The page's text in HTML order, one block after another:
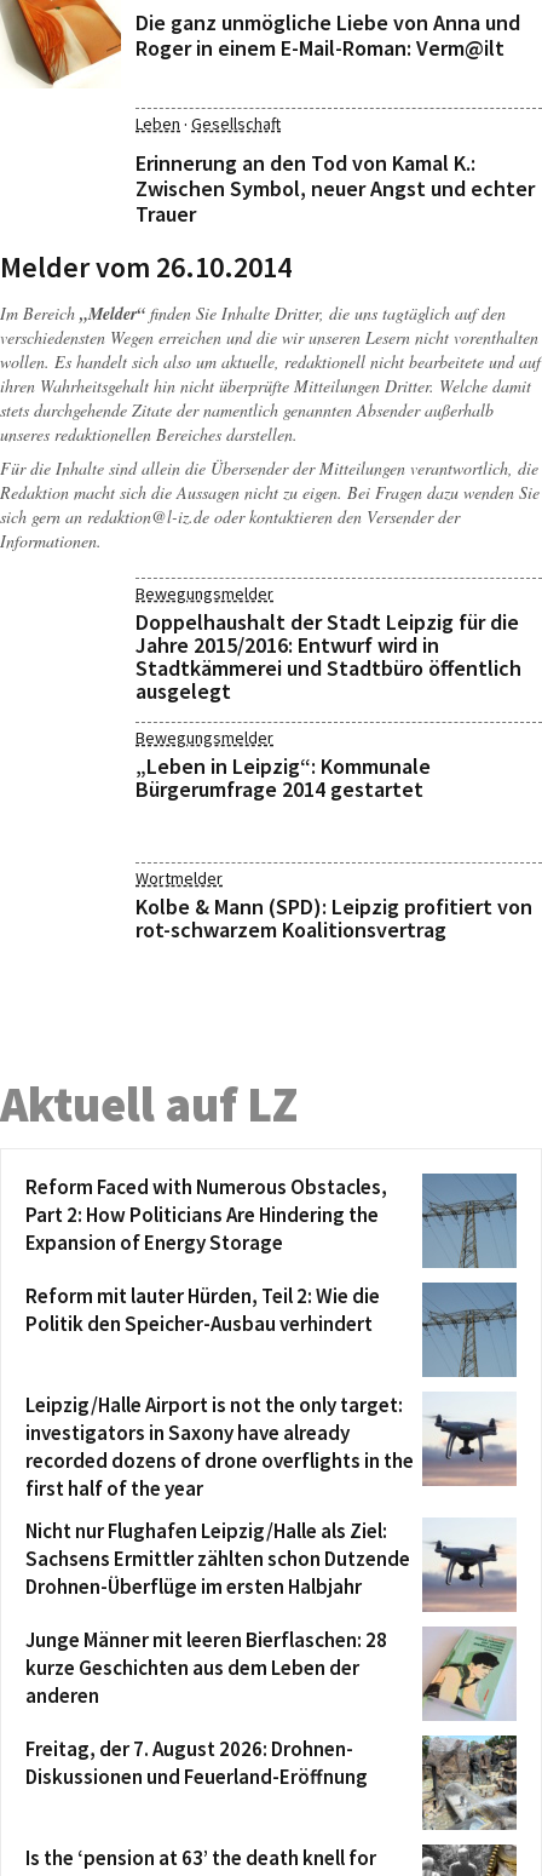
Die ganz unmögliche Liebe von Anna und
Roger in einem E-Mail-Roman: Verm@ilt
Leben · Gesellschaft
Erinnerung an den Tod von Kamal K.:
Zwischen Symbol, neuer Angst und echter
Trauer
Melder vom 26.10.2014
Im Bereich „Melder“ finden Sie Inhalte Dritter, die uns tagtäglich auf den
verschiedensten Wegen erreichen und die wir unseren Lesern nicht vorenthalten
wollen. Es handelt sich also um aktuelle, redaktionell nicht bearbeitete und auf
ihren Wahrheitsgehalt hin nicht überprüfte Mitteilungen Dritter. Welche damit
stets durchgehende Zitate der namentlich genannten Absender außerhalb
unseres redaktionellen Bereiches darstellen.
Für die Inhalte sind allein die Übersender der Mitteilungen verantwortlich, die
Redaktion macht sich die Aussagen nicht zu eigen. Bei Fragen dazu wenden Sie
sich gern an redaktion@l-iz.de oder kontaktieren den Versender der
Informationen.
Bewegungsmelder
Doppelhaushalt der Stadt Leipzig für die
Jahre 2015/2016: Entwurf wird in
Stadtkämmerei und Stadtbüro öffentlich
ausgelegt
Bewegungsmelder
„Leben in Leipzig“: Kommunale
Bürgerumfrage 2014 gestartet
Wortmelder
Kolbe & Mann (SPD): Leipzig profitiert von
rot-schwarzem Koalitionsvertrag
Aktuell auf LZ
Reform Faced with Numerous Obstacles,
Part 2: How Politicians Are Hindering the
Expansion of Energy Storage
Reform mit lauter Hürden, Teil 2: Wie die
Politik den Speicher-Ausbau verhindert
Leipzig/Halle Airport is not the only target:
investigators in Saxony have already
recorded dozens of drone overflights in the
first half of the year
Nicht nur Flughafen Leipzig/Halle als Ziel:
Sachsens Ermittler zählten schon Dutzende
Drohnen-Überflüge im ersten Halbjahr
Junge Männer mit leeren Bierflaschen: 28
kurze Geschichten aus dem Leben der
anderen
Freitag, der 7. August 2026: Drohnen-
Diskussionen und Feuerland-Eröffnung
Is the ‘pension at 63’ the death knell for